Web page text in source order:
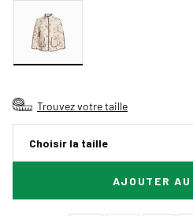
Trouvez votre taille
Choisir la taille
AJOUTER